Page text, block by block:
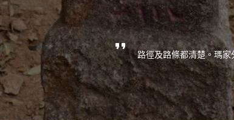
路徑及路條都清楚。瑪